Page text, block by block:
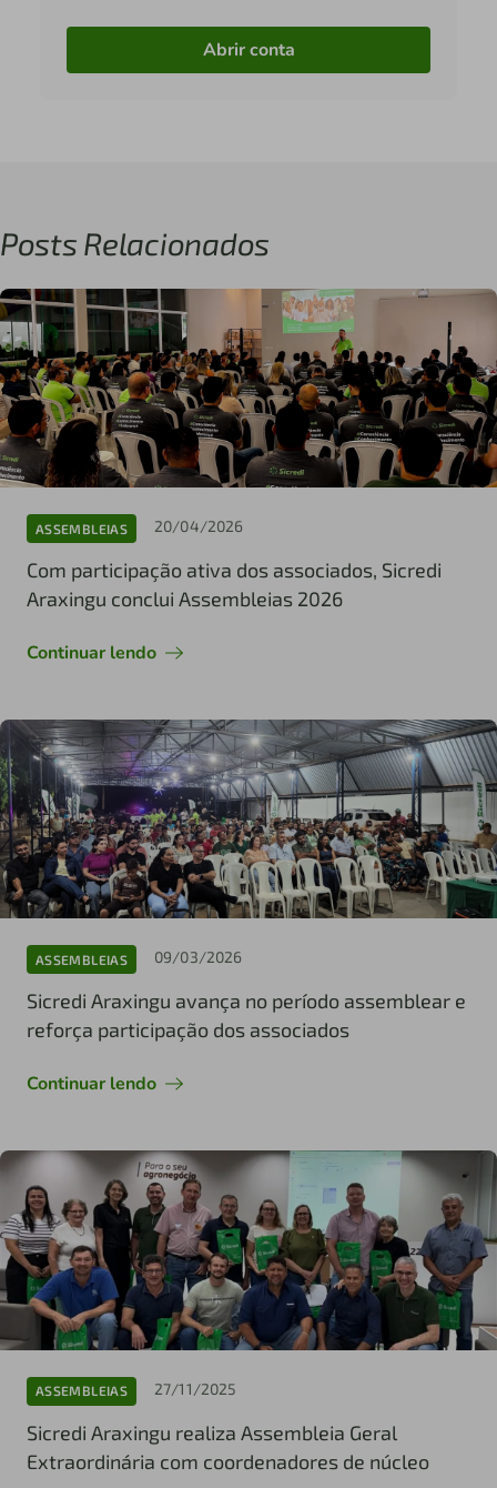
Abrir conta
Posts Relacionados
ASSEMBLEIAS 20/04/2026
Com participação ativa dos associados, Sicredi
Araxingu conclui Assembleias 2026
Continuar lendo
ASSEMBLEIAS 09/03/2026
Sicredi Araxingu avança no período assemblear e
reforça participação dos associados
Continuar lendo
ASSEMBLEIAS 27/11/2025
Sicredi Araxingu realiza Assembleia Geral
Extraordinária com coordenadores de núcleo